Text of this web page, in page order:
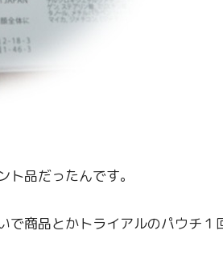
品だったんです。
で商品とかトライアルのパウチ１